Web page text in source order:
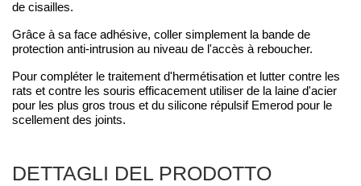
de cisailles.
Grâce à sa face adhésive, coller simplement la bande de
protection anti-intrusion au niveau de l'accès à reboucher.
Pour compléter le traitement d'hermétisation et lutter contre les
rats et contre les souris efficacement utiliser de la laine d'acier
pour les plus gros trous et du silicone répulsif Emerod pour le
scellement des joints.
DETTAGLI DEL PRODOTTO